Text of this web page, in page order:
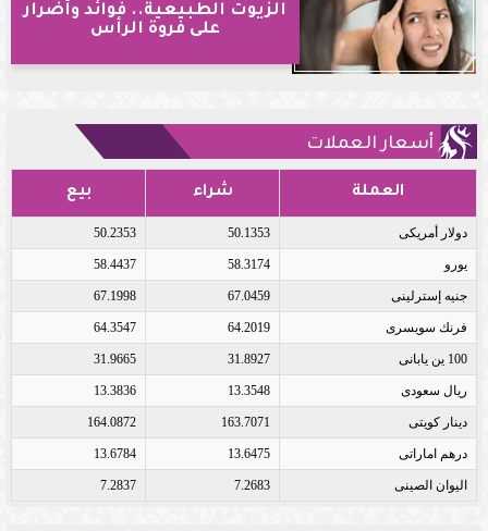
الزيوت الطبيعية.. فوائد وأضرار
على فروة الرأس
أسعار العملات
العملة شراء بيع
دولار أمريكى 50.1353
50.2353
يورو 58.3174
58.4437
جنيه إسترلينى 67.0459
67.1998
فرنك سويسرى 64.2019
64.3547
100 ين يابانى 31.8927
31.9665
ريال سعودى 13.3548
13.3836
دينار كويتى 163.7071
164.0872
درهم اماراتى 13.6475
13.6784
اليوان الصينى 7.2683
7.2837